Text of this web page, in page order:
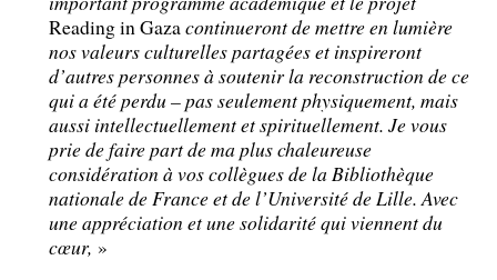
Reading in Gazacontinueront de mettre en lumière
nos valeurs culturelles partagées et inspireront
d’autres personnes à soutenir la reconstruction de ce
qui a été perdu – pas seulement physiquement, mais
aussi intellectuellement et spirituellement. Je vous
prie de faire part de ma plus chaleureuse
considération à vos collègues de la Bibliothèque
nationale de France et de l’Université de Lille. Avec
une appréciation et une solidarité qui viennent du
cœur, »